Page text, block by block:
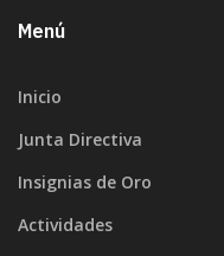
Menú
Inicio
Junta Directiva
Insignias de Oro
Actividades